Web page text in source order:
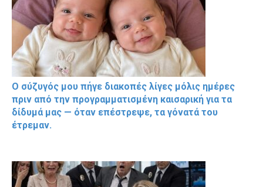
Ο σύζυγός μου πήγε διακοπές λίγες μόλις ημέρες
πριν από την προγραμματισμένη καισαρική για τα
δίδυμά μας — όταν επέστρεψε, τα γόνατά του
έτρεμαν.